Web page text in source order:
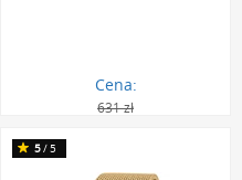
Cena:
631 zł
5/5